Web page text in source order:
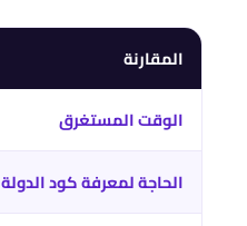
المقارنة
الوقت المستغرق
الحاجة لمعرفة كود الدولة